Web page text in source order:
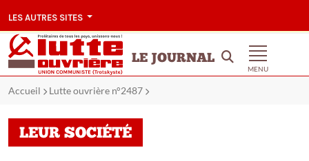
LES AUTRES SITES
LE JOURNAL
MENU
Accueil Lutte ouvrière n°2487
LEUR SOCIÉTÉ